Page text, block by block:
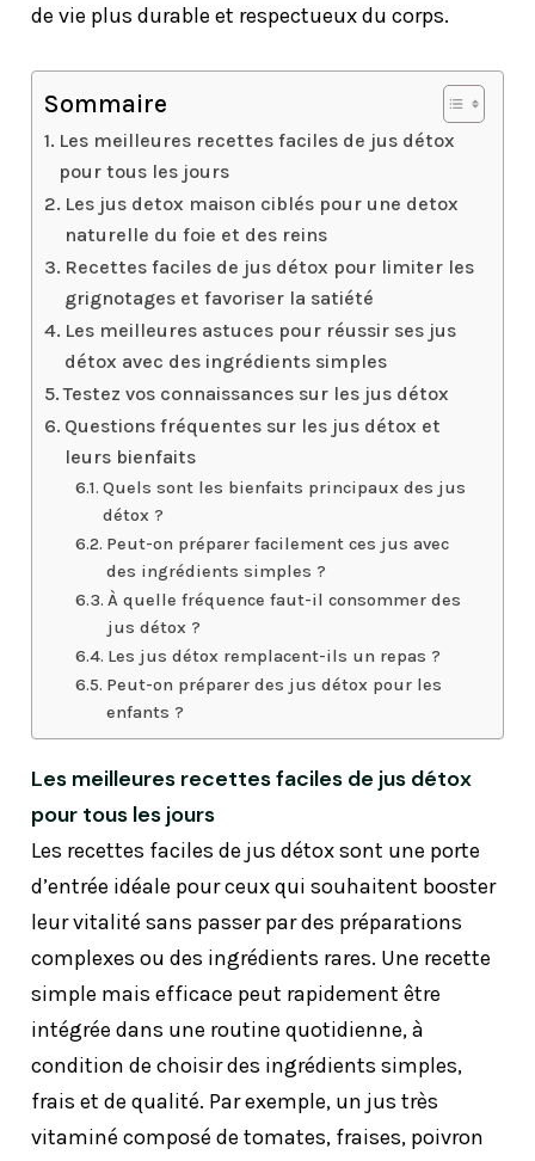
de vie plus durable et respectueux du corps.
Sommaire
Les meilleures recettes faciles de jus détox
pour tous les jours
Les jus detox maison ciblés pour une detox
naturelle du foie et des reins
Recettes faciles de jus détox pour limiter les
grignotages et favoriser la satiété
Les meilleures astuces pour réussir ses jus
détox avec des ingrédients simples
Testez vos connaissances sur les jus détox
Questions fréquentes sur les jus détox et
leurs bienfaits
Quels sont les bienfaits principaux des jus
détox ?
Peut-on préparer facilement ces jus avec
des ingrédients simples ?
À quelle fréquence faut-il consommer des
jus détox ?
Les jus détox remplacent-ils un repas ?
Peut-on préparer des jus détox pour les
enfants ?
Les meilleures recettes faciles de jus détox
pour tous les jours
Les recettes faciles de jus détox sont une porte
d’entrée idéale pour ceux qui souhaitent booster
leur vitalité sans passer par des préparations
complexes ou des ingrédients rares. Une recette
simple mais efficace peut rapidement être
intégrée dans une routine quotidienne, à
condition de choisir des ingrédients simples,
frais et de qualité. Par exemple, un jus très
vitaminé composé de tomates, fraises, poivron